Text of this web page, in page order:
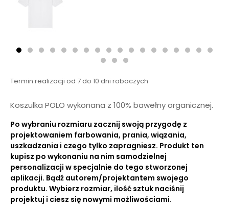
Termin realizacji od 7 do 10 dni roboczych
Koszulka POLO wykonana z 100% bawełny organicznej.
Po wybraniu rozmiaru zacznij swoją przygodę z
projektowaniem farbowania, prania, wiązania,
uszkadzania i czego tylko zapragniesz. Produkt ten
kupisz po wykonaniu na nim samodzielnej
personalizacji w specjalnie do tego stworzonej
aplikacji. Bądź autorem/projektantem swojego
produktu. Wybierz rozmiar, ilość sztuk naciśnij
projektuj i ciesz się nowymi możliwościami.